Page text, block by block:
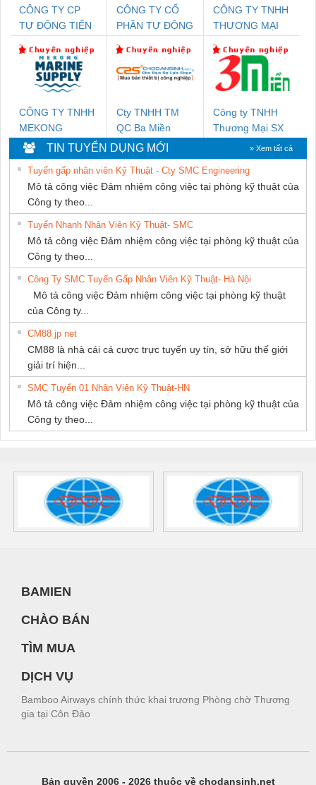
CÔNG TY CP
TỰ ĐỘNG TIẾN
CÔNG TY CỔ
PHẦN TỰ ĐỘNG
CÔNG TY TNHH
THƯƠNG MẠI
THUẬT ĐIỆN CƠ
GIA HƯNG
PHÁT
CÔNG TY TNHH
MEKONG
MARINE SUPPLY
Cty TNHH TM
QC Ba Miền
Công ty TNHH
Thương Mại SX
TIN TUYỂN DỤNG MỚI » Xem tất cả
Tuyển gấp nhân viên Kỹ Thuật - Cty SMC Engineering
Mô tả công việc Đảm nhiệm công việc tại phòng kỹ thuật của
Công ty theo...
Tuyển Nhanh Nhân Viên Kỹ Thuật- SMC
Mô tả công việc Đảm nhiệm công việc tại phòng kỹ thuật của
Công ty theo...
Công Ty SMC Tuyển Gấp Nhân Viên Kỹ Thuật- Hà Nội
Mô tả công việc Đảm nhiệm công việc tại phòng kỹ thuật
của Công ty...
CM88 jp net
CM88 là nhà cái cá cược trực tuyến uy tín, sở hữu thế giới
giải trí hiện...
SMC Tuyển 01 Nhân Viên Kỹ Thuật-HN
Mô tả công việc Đảm nhiệm công việc tại phòng kỹ thuật của
Công ty theo...
BAMIEN
CHÀO BÁN
TÌM MUA
DỊCH VỤ
Bamboo Airways chính thức khai trương Phòng chờ Thương
gia tại Côn Đảo
Bản quyền 2006 - 2026 thuộc về chodansinh.net